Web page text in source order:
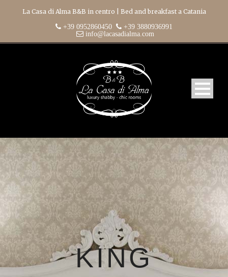
La Casa di Alma B&B in centro | Bed and breakfast a Catania
+39 0952860450
+39 3880936991
info@lacasadialma.com
KING